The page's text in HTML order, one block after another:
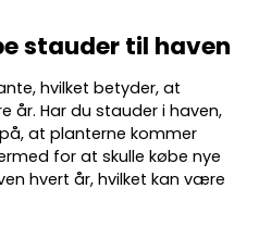
stauder til haven
hvilket betyder, at
år. Har du stauder i haven,
at planterne kommer
for at skulle købe nye
hvert år, hvilket kan være